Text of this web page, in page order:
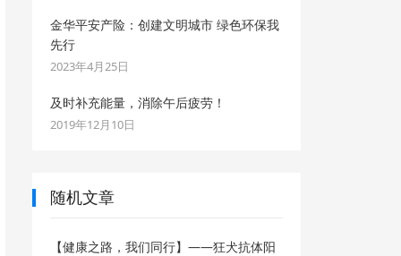
金华平安产险：创建文明城市 绿色环保我
先行
2023年4月25日
及时补充能量，消除午后疲劳！
2019年12月10日
随机文章
【健康之路，我们同行】——狂犬抗体阳